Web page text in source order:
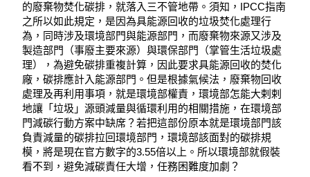
的廢棄物焚化碳排，就落入三不管地帶。須知，IPCC指南
之所以如此規定，是因為具能源回收的垃圾焚化處理行
為，同時涉及環境部門與能源部門，而廢棄物來源又涉及
製造部門（事廢主要來源）與環保部門（掌管生活垃圾處
理），為避免碳排重複計算，因此要求具能源回收的焚化
廠，碳排應計入能源部門。但是根據氣候法，廢棄物回收
處理及再利用事項，就是環境部權責，環境部怎能大剌剌
地讓「垃圾」源頭減量與循環利用的相關措施，在環境部
門減碳行動方案中缺席？若把這部份原本就是環境部門該
負責減量的碳排拉回環境部門，環境部該面對的碳排規
模，將是現在官方數字的3.55倍以上。所以環境部就假裝
看不到，避免減碳責任大增，任務困難度加劇？